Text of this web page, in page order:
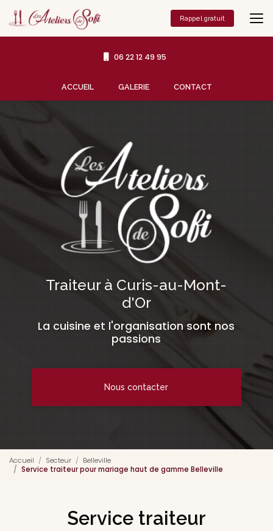
contenu
principal
06 22 12 49 95
ACCUEIL GALERIE CONTACT
Rappel gratuit
Traiteur à Curis-au-Mont-
d'Or
La cuisine et l'organisation sont nos
passions
Nous contacter
Accueil Secteur
Belleville
Service traiteur pour mariage haut de gamme Belleville
Service traiteur